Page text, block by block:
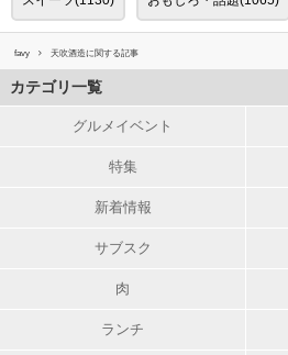
favy 天吹酒造に関する記事
カテゴリ一覧
グルメイベント
特集
新着情報
サブスク
肉
ランチ